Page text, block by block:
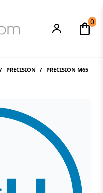
0
/ PRECISION / PRECISION M65